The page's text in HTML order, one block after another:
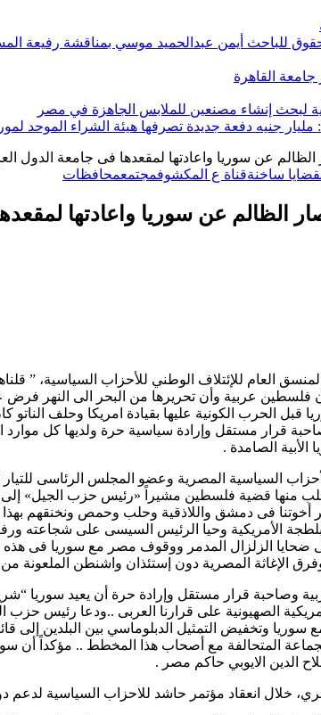
للباحث أيمن عبدالحميد موسي بمناقشة رفيعة
جامعة القاهرة
لبحث إنشاء مصنعين للملابس الجاهزة في مصر
مليار جنيه دفعة جديدة تصرفها هيئة الشراء الموحد
عن سوريا واعادتها لمقعدها فى جامعة الدول
قضايا ساخنةقناة ع المكشوفمجتمعمحافظات
الظالم عن سوريا واعادتها
العام للإئتلاف الوطني للأحزاب السياسية، ”
فلسطين عربية وأن تحريرها من البحر الى النهر فرض
قبل الحرب الكونية عليها بقيادة امريكا وحلف
قرار مستقل وإرادة سياسية حرة ولديها كل موارد
الأبية الصامدة .
السياسية المصرية وعضو المجلس الرئاسى
منها قضية فلسطين مشيراً «رئيس حزب الجيل»
فى دمشق واللاذقية وحلب وحمص ونخنقهم بهذا
الأمريكية وحيا الرئيس السيسى على شجاعته
ضحايا الزلزال المدمر ووقوف مصر مع سوريا فى
الإغاثة المصرية دون إستئذان واشنطن الملعونة
قرار مستقل وإرادة حرة أن يعيد سوريا
الصهيونية على قرارنا العربى ..ودعا رئيس
بحكم الجماعة المتحالفة مع أصحاب هذا المخطط ..
الدين الايوبي حاكم مصر .
خلال انعقاد مؤتمر حاشد للاحزاب السياسية